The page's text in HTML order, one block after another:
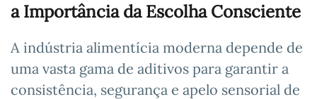
a Importância da Escolha Consciente
A indústria alimentícia moderna depende de
uma vasta gama de aditivos para garantir a
consistência, segurança e apelo sensorial de